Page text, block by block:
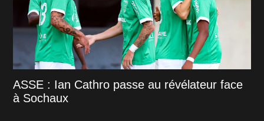
ASSE : Ian Cathro passe au révélateur face
à Sochaux